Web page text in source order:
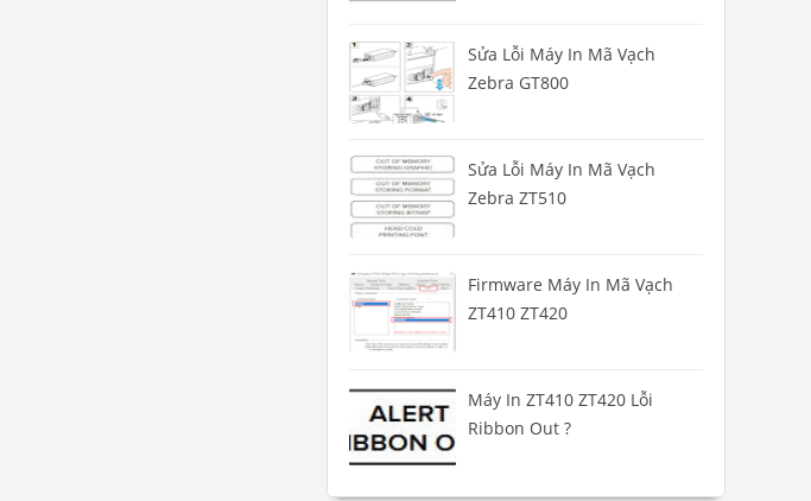
Sửa Lỗi Máy In Mã Vạch
Zebra GT800
Sửa Lỗi Máy In Mã Vạch
Zebra ZT510
Firmware Máy In Mã Vạch
ZT410 ZT420
Máy In ZT410 ZT420 Lỗi
Ribbon Out ?